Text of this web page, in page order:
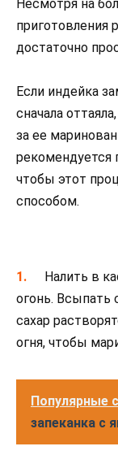
Несмотря на
приготовления
достаточно
Если индейка
сначала
за ее
рекомендуется
чтобы этот
способом.
Налить в
огонь. Всыпать
сахар
огня, чтобы
Популярные
запеканка с